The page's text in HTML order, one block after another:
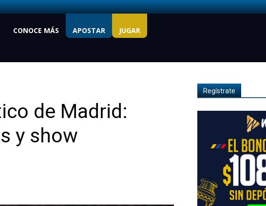
CONOCE MÁS APOSTAR JUGAR
de Madrid:
y show
Regístrate